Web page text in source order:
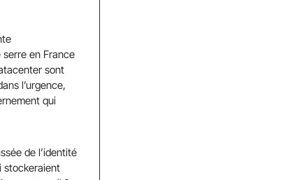
en France
sont
l’urgence,
qui
de l’identité
stockeraient